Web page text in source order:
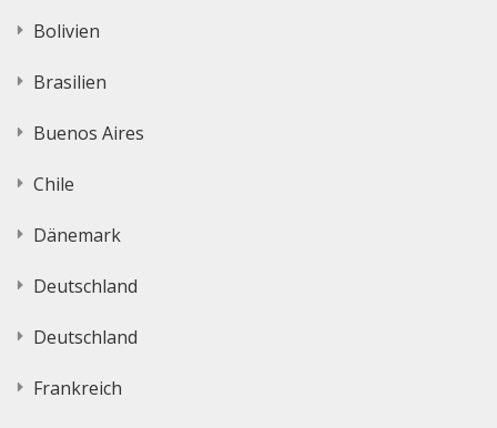
Bolivien
Brasilien
Buenos Aires
Chile
Dänemark
Deutschland
Deutschland
Frankreich